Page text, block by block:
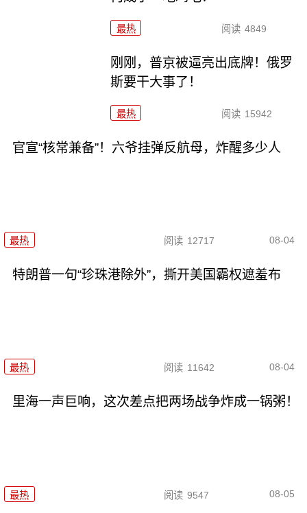
最热 阅读 4849
刚刚，普京被逼亮出底牌！俄罗
斯要干大事了！
最热 阅读 15942
官宣“核常兼备”！六爷挂弹反航母，炸醒多少人
最热 阅读 12717 08-04
特朗普一句“珍珠港除外”，撕开美国霸权遮羞布
最热 阅读 11642 08-04
里海一声巨响，这次差点把两场战争炸成一锅粥！
最热 阅读 9547 08-05